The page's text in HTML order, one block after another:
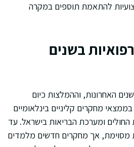
להתאמת תוספים במקרה
בשנים
האחרונות, וההמלצות כיום
מחקרים קליניים בינלאומיים
החולים ומערכת הבריאות בישראל. עד
מסוימת, אך מחקרים חדשים מלמדים